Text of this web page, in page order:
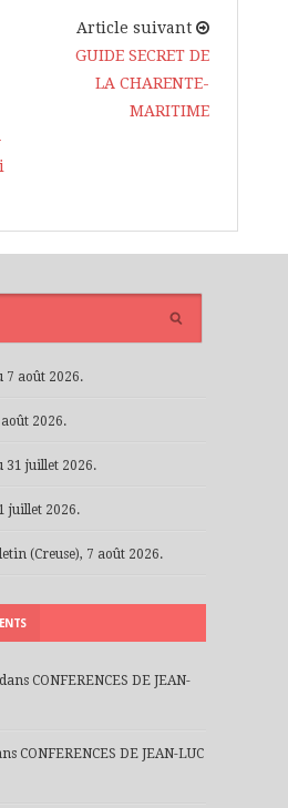
Article suivant
GUIDE SECRET DE
LA CHARENTE-
MARITIME
août 2026.
2026.
juillet 2026.
juillet 2026.
(Creuse), 7 août 2026.
dans CONFERENCES DE JEAN-
CONFERENCES DE JEAN-LUC